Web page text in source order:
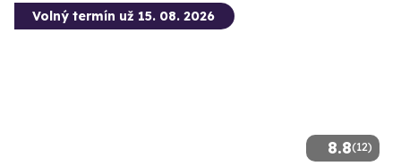
8.8(12)
Volný termín už 15. 08. 2026